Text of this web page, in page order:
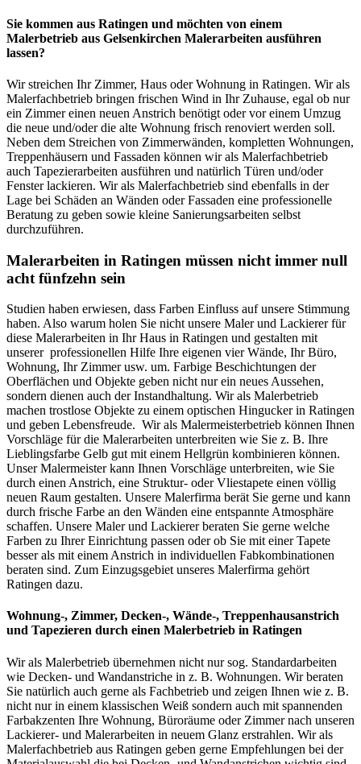
Sie kommen aus Ratingen und möchten von einem
Malerbetrieb aus Gelsenkirchen Malerarbeiten ausführen
lassen?
Wir streichen Ihr Zimmer, Haus oder Wohnung in Ratingen. Wir als
Malerfachbetrieb bringen frischen Wind in Ihr Zuhause, egal ob nur
ein Zimmer einen neuen Anstrich benötigt oder vor einem Umzug
die neue und/oder die alte Wohnung frisch renoviert werden soll.
Neben dem Streichen von Zimmerwänden, kompletten Wohnungen,
Treppenhäusern und Fassaden können wir als Malerfachbetrieb
auch Tapezierarbeiten ausführen und natürlich Türen und/oder
Fenster lackieren. Wir als Malerfachbetrieb sind ebenfalls in der
Lage bei Schäden an Wänden oder Fassaden eine professionelle
Beratung zu geben sowie kleine Sanierungsarbeiten selbst
durchzuführen.
Malerarbeiten in Ratingen müssen nicht immer null
acht fünfzehn sein
Studien haben erwiesen, dass Farben Einfluss auf unsere Stimmung
haben. Also warum holen Sie nicht unsere Maler und Lackierer für
diese Malerarbeiten in Ihr Haus in Ratingen und gestalten mit
unserer professionellen Hilfe Ihre eigenen vier Wände, Ihr Büro,
Wohnung, Ihr Zimmer usw. um. Farbige Beschichtungen der
Oberflächen und Objekte geben nicht nur ein neues Aussehen,
sondern dienen auch der Instandhaltung. Wir als Malerbetrieb
machen trostlose Objekte zu einem optischen Hingucker in Ratingen
und geben Lebensfreude. Wir als Malermeisterbetrieb können Ihnen
Vorschläge für die Malerarbeiten unterbreiten wie Sie z. B. Ihre
Lieblingsfarbe Gelb gut mit einem Hellgrün kombinieren können.
Unser Malermeister kann Ihnen Vorschläge unterbreiten, wie Sie
durch einen Anstrich, eine Struktur- oder Vliestapete einen völlig
neuen Raum gestalten. Unsere Malerfirma berät Sie gerne und kann
durch frische Farbe an den Wänden eine entspannte Atmosphäre
schaffen. Unsere Maler und Lackierer beraten Sie gerne welche
Farben zu Ihrer Einrichtung passen oder ob Sie mit einer Tapete
besser als mit einem Anstrich in individuellen Fabkombinationen
beraten sind. Zum Einzugsgebiet unseres Malerfirma gehört
Ratingen dazu.
Wohnung-, Zimmer, Decken-, Wände-, Treppenhausanstrich
und Tapezieren durch einen Malerbetrieb in Ratingen
Wir als Malerbetrieb übernehmen nicht nur sog. Standardarbeiten
wie Decken- und Wandanstriche in z. B. Wohnungen. Wir beraten
Sie natürlich auch gerne als Fachbetrieb und zeigen Ihnen wie z. B.
nicht nur in einem klassischen Weiß sondern auch mit spannenden
Farbakzenten Ihre Wohnung, Büroräume oder Zimmer nach unseren
Lackierer- und Malerarbeiten in neuem Glanz erstrahlen. Wir als
Malerfachbetrieb aus Ratingen geben gerne Empfehlungen bei der